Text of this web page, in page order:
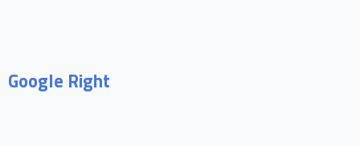
Google Right